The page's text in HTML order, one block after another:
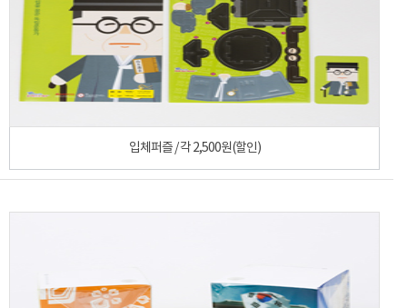
입체퍼즐 / 각 2,500원(할인)